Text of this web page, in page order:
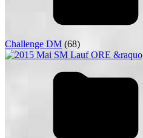
Challenge DM (68)